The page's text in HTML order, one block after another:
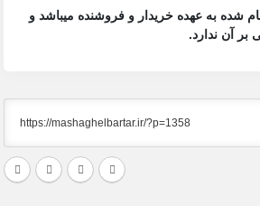
شده به عهده خریدار و فروشنده میباشد و
بر آن ندارد.